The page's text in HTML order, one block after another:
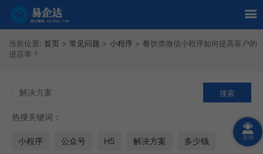
当前位置: 首页 > 常见问题 > 小程序 > 餐饮类微信小程序如何提高客户的
进店率？
热搜关键词：
小程序 公众号 H5 解决方案 多少钱